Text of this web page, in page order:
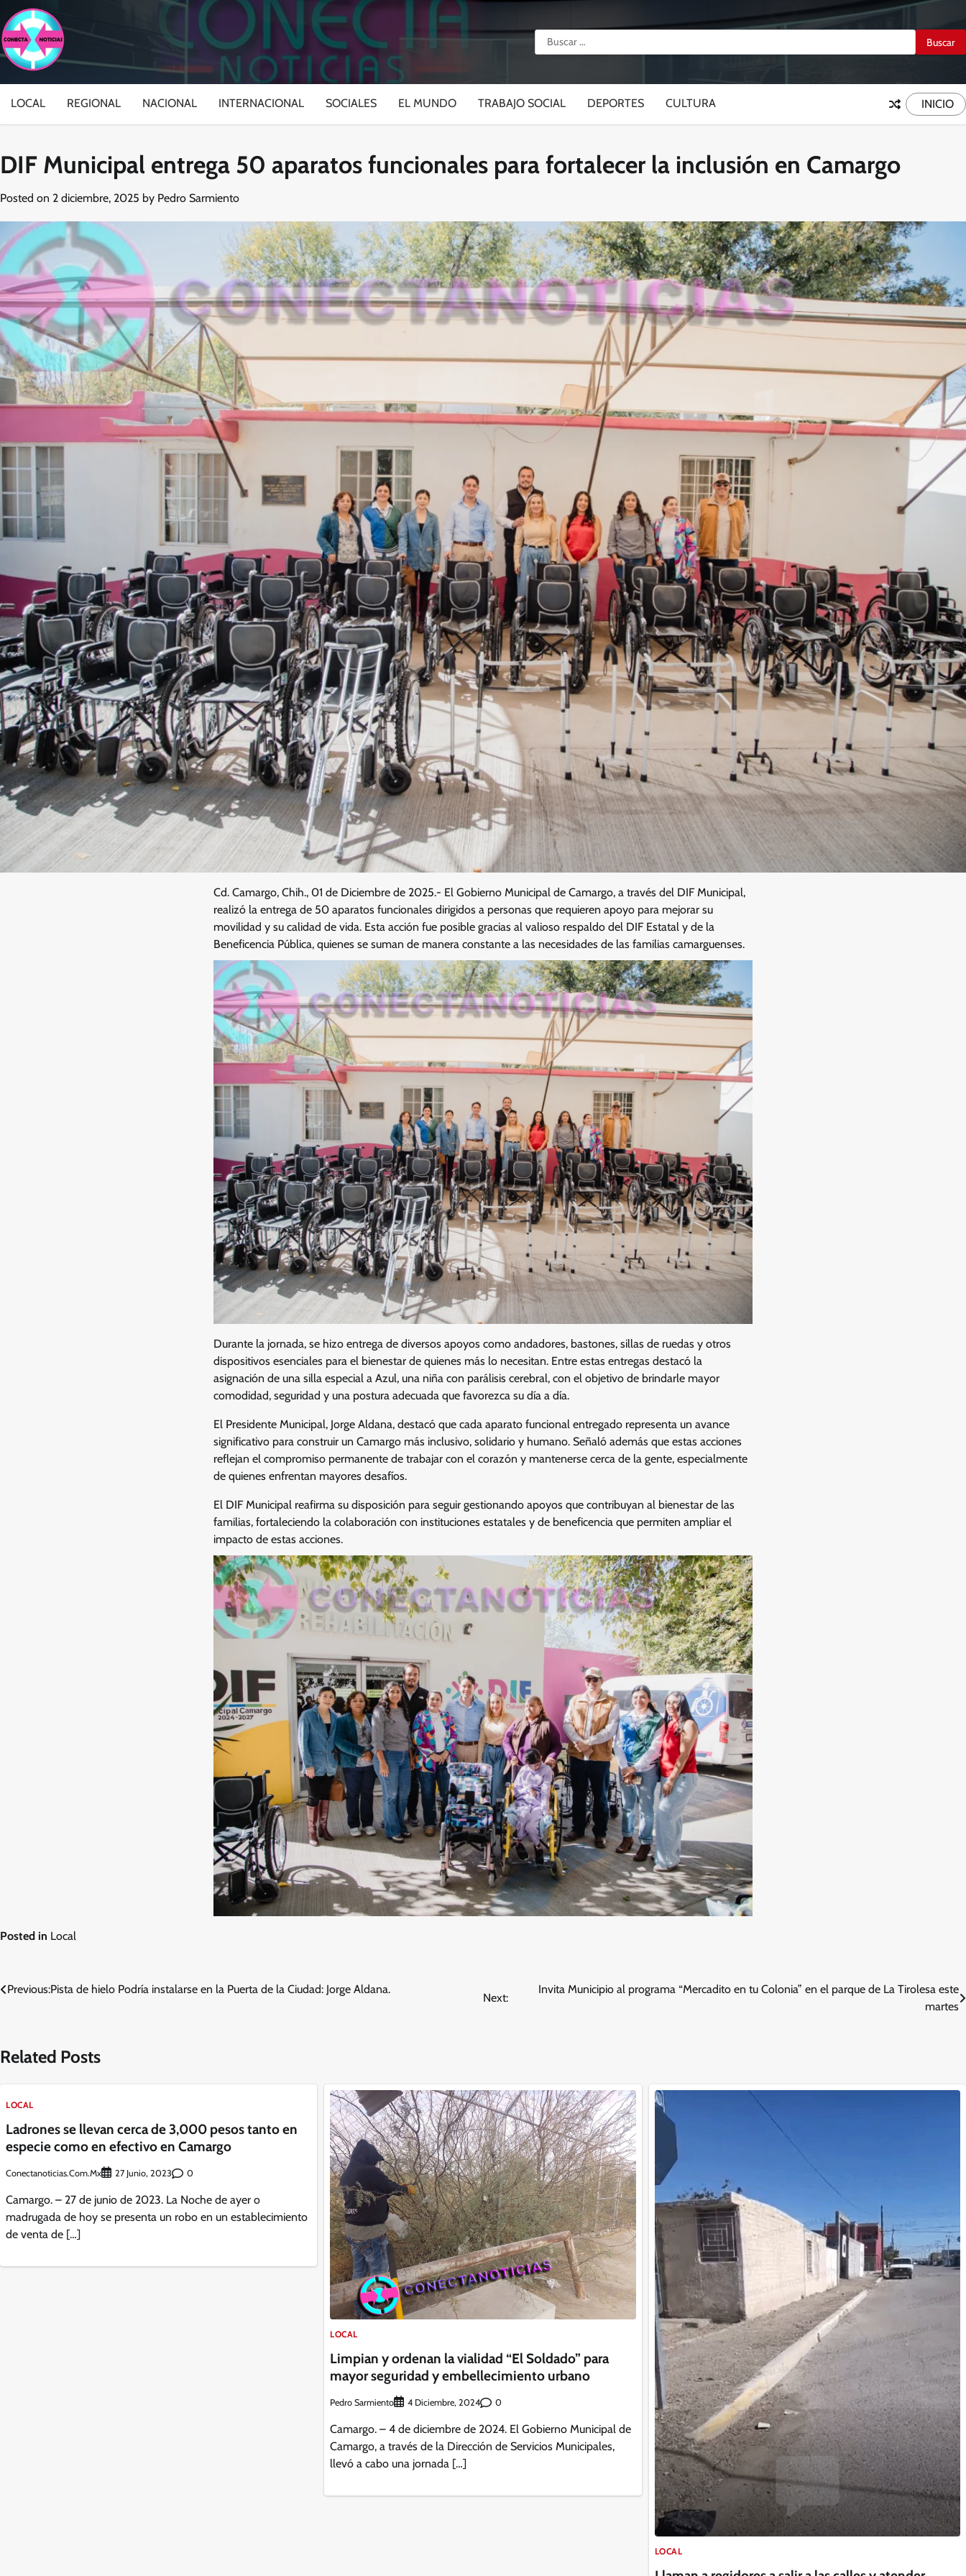
to
content
Buscar:
LOCAL REGIONAL NACIONAL INTERNACIONAL SOCIALES EL MUNDO TRABAJO SOCIAL DEPORTES CULTURA INICIO
DIF Municipal entrega 50 aparatos funcionales para fortalecer la inclusión en Camargo
Posted on 2 diciembre, 2025 by Pedro Sarmiento
Cd. Camargo, Chih., 01 de Diciembre de 2025.- El Gobierno Municipal de Camargo, a través del DIF Municipal,
realizó la entrega de 50 aparatos funcionales dirigidos a personas que requieren apoyo para mejorar su
movilidad y su calidad de vida. Esta acción fue posible gracias al valioso respaldo del DIF Estatal y de la
Beneficencia Pública, quienes se suman de manera constante a las necesidades de las familias camarguenses.
Durante la jornada, se hizo entrega de diversos apoyos como andadores, bastones, sillas de ruedas y otros
dispositivos esenciales para el bienestar de quienes más lo necesitan. Entre estas entregas destacó la
asignación de una silla especial a Azul, una niña con parálisis cerebral, con el objetivo de brindarle mayor
comodidad, seguridad y una postura adecuada que favorezca su día a día.
El Presidente Municipal, Jorge Aldana, destacó que cada aparato funcional entregado representa un avance
significativo para construir un Camargo más inclusivo, solidario y humano. Señaló además que estas acciones
reflejan el compromiso permanente de trabajar con el corazón y mantenerse cerca de la gente, especialmente
de quienes enfrentan mayores desafíos.
El DIF Municipal reafirma su disposición para seguir gestionando apoyos que contribuyan al bienestar de las
familias, fortaleciendo la colaboración con instituciones estatales y de beneficencia que permiten ampliar el
impacto de estas acciones.
Posted in Local
Navegación
entradas
Previous:Pista de hielo Podría instalarse en la Puerta de la Ciudad: Jorge Aldana.
Next:
Invita Municipio al programa “Mercadito en tu Colonia” en el parque de La Tirolesa este
martes
Related Posts
LOCAL
Ladrones se llevan cerca de 3,000 pesos tanto en
especie como en efectivo en Camargo
Conectanoticias.com.mx 27 Junio, 2023 0
Camargo. – 27 de junio de 2023. La Noche de ayer o
madrugada de hoy se presenta un robo en un establecimiento
de venta de […]
LOCAL
Limpian y ordenan la vialidad “El Soldado” para
mayor seguridad y embellecimiento urbano
Pedro Sarmiento 4 Diciembre, 2024 0
Camargo. – 4 de diciembre de 2024. El Gobierno Municipal de
Camargo, a través de la Dirección de Servicios Municipales,
llevó a cabo una jornada […]
LOCAL